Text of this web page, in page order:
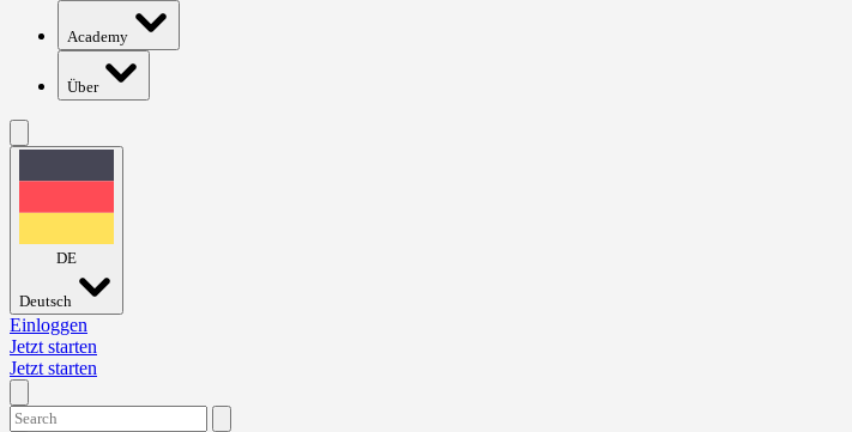
Academy
Über
DE
Deutsch
Einloggen
Jetzt starten
Jetzt starten